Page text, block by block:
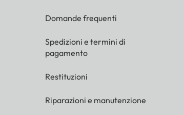
Domande frequenti
Spedizioni e termini di
pagamento
Restituzioni
Riparazioni e manutenzione